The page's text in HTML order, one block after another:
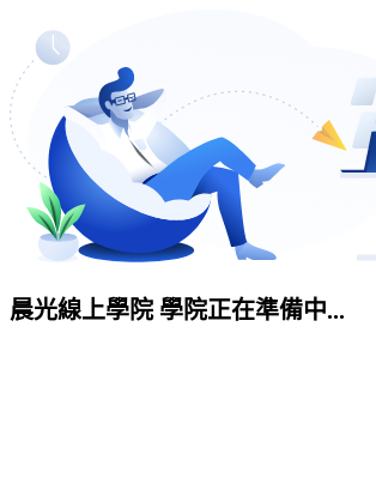
晨光線上學院 學院正在準備中...